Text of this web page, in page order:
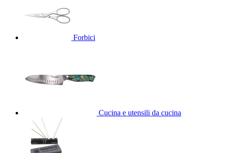
Forbici
Cucina e utensili da cucina